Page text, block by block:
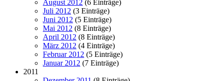
August 2012 (6 Einträge)
Juli 2012 (3 Einträge)
Juni 2012 (5 Einträge)
Mai 2012 (8 Einträge)
April 2012 (8 Einträge)
März 2012 (4 Einträge)
Februar 2012 (5 Einträge)
Januar 2012 (7 Einträge)
2011